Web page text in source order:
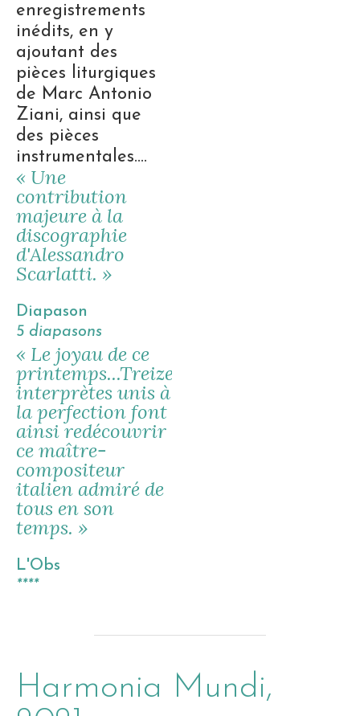
enregistrements
inédits, en y
ajoutant des
pièces liturgiques
de Marc Antonio
Ziani, ainsi que
des pièces
instrumentales….
« Une
contribution
majeure à la
discographie
d'Alessandro
Scarlatti. »
Diapason
5 diapasons
« Le joyau de ce
printemps...Treize
interprètes unis à
la perfection font
ainsi redécouvrir
ce maître-
compositeur
italien admiré de
tous en son
temps. »
L'Obs
****
Harmonia Mundi,